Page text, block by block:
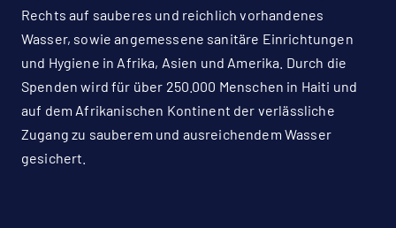
Rechts auf sauberes und reichlich vorhandenes
Wasser, sowie angemessene sanitäre Einrichtungen
und Hygiene in Afrika, Asien und Amerika. Durch die
Spenden wird für über 250.000 Menschen in Haiti und
auf dem Afrikanischen Kontinent der verlässliche
Zugang zu sauberem und ausreichendem Wasser
gesichert.